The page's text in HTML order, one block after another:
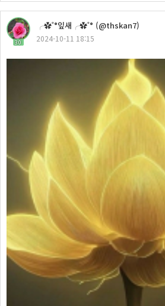
30
╭✿˚°잎새╭✿˚° (@thskan7)
2024-10-11 18:15